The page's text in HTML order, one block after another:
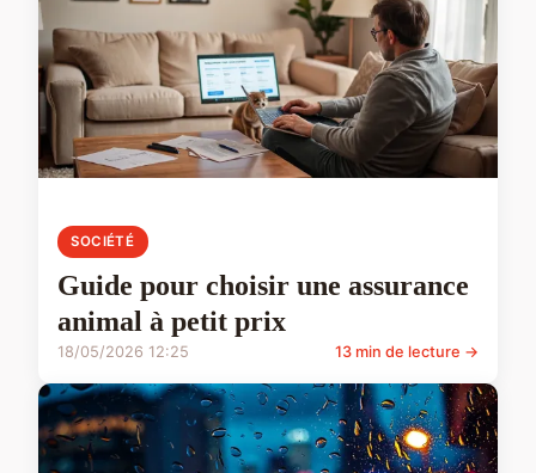
SOCIÉTÉ
Guide pour choisir une assurance
animal à petit prix
18/05/2026 12:25 13 min de lecture →